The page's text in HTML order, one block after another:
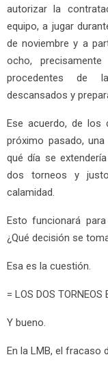
autorizar la
equipo, a jugar
de noviembre y a
ocho,
procedentes de
descansados y
Ese acuerdo, de los
próximo pasado,
qué día se
dos torneos y
calamidad.
Esto funcionará
¿Qué decisión se
Esa es la cuestión.
= LOS DOS TORNEOS
Y bueno.
En la LMB, el fracaso